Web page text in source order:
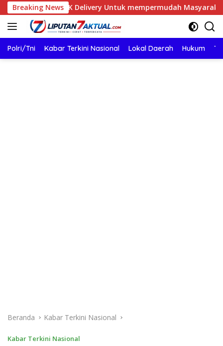
Langsung
ke
konten
Breaking News
Untuk mempermudah Masyarakat Posbakum
Polri/Tni Kabar Terkini Nasional Lokal Daerah Hukum
Beranda Kabar Terkini Nasional
Kabar Terkini Nasional